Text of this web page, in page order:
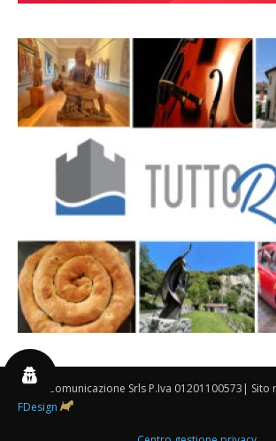
By 3P Comunicazione Srls P.Iva 01201100573|
FDesign